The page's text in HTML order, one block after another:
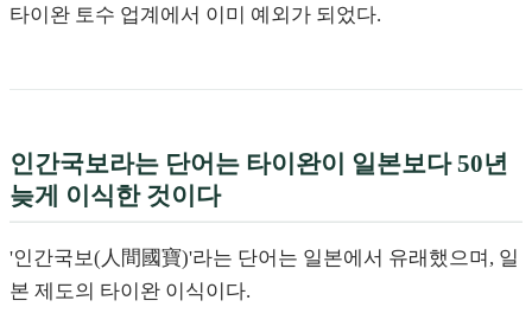
타이완 토수 업계에서 이미 예외가 되었다.
인간국보라는 단어는 타이완이 일본보다 50년
늦게 이식한 것이다
'인간국보(人間國寶)'라는 단어는 일본에서 유래했으며, 일
본 제도의 타이완 이식이다.